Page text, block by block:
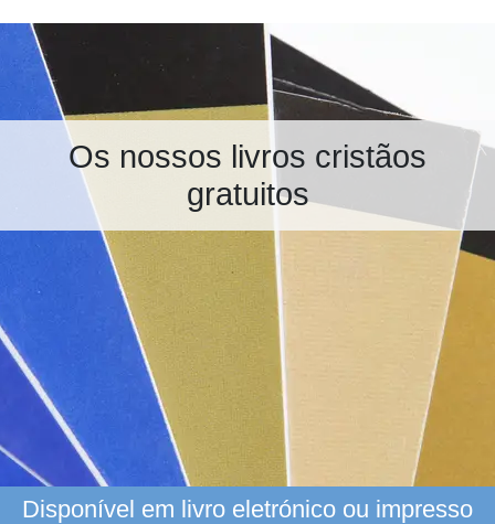
Os nossos livros cristãos
gratuitos
Disponível em livro eletrónico ou impresso